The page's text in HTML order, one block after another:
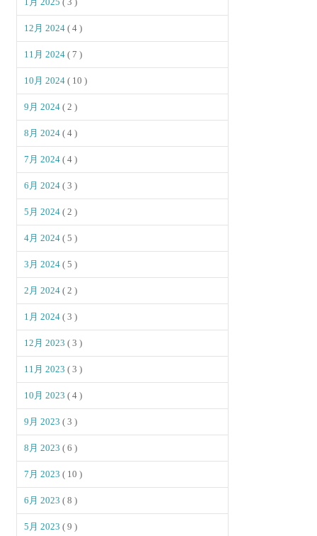
12月 2024( 4 )
11月 2024( 7 )
10月 2024( 10 )
9月 2024( 2 )
8月 2024( 4 )
7月 2024( 4 )
6月 2024( 3 )
5月 2024( 2 )
4月 2024( 5 )
3月 2024( 5 )
2月 2024( 2 )
1月 2024( 3 )
12月 2023( 3 )
11月 2023( 3 )
10月 2023( 4 )
9月 2023( 3 )
8月 2023( 6 )
7月 2023( 10 )
6月 2023( 8 )
5月 2023( 9 )